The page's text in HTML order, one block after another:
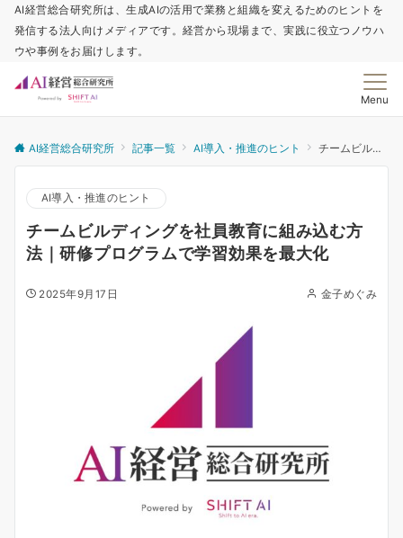
AI経営総合研究所は、生成AIの活用で業務と組織を変えるためのヒントを
発信する法人向けメディアです。経営から現場まで、実践に役立つノウハ
ウや事例をお届けします。
Menu
AI経営総合研究所 記事一覧 AI導入・推進のヒント チームビルディングを社員教育に組み込む方法｜研修プログラムで学習効果を最大化
AI導入・推進のヒント
チームビルディングを社員教育に組み込む方
法｜研修プログラムで学習効果を最大化
2025年9月17日 金子めぐみ